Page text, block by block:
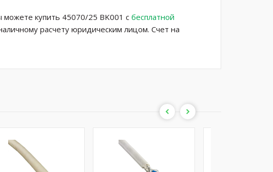
можете купить 45070/25 BK001 с бесплатной
расчету юридическим лицом. Счет на